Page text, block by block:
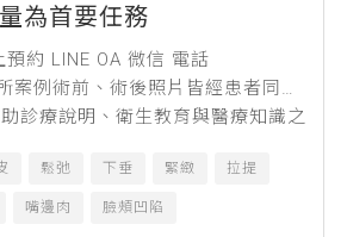
為首要任務
約 LINE OA 微信 電話
例術前、術後照片皆經患者同意
診療說明、衛生教育與醫療知識之
鬆弛 下垂 緊緻 拉提
嘴邊肉 臉頰凹陷